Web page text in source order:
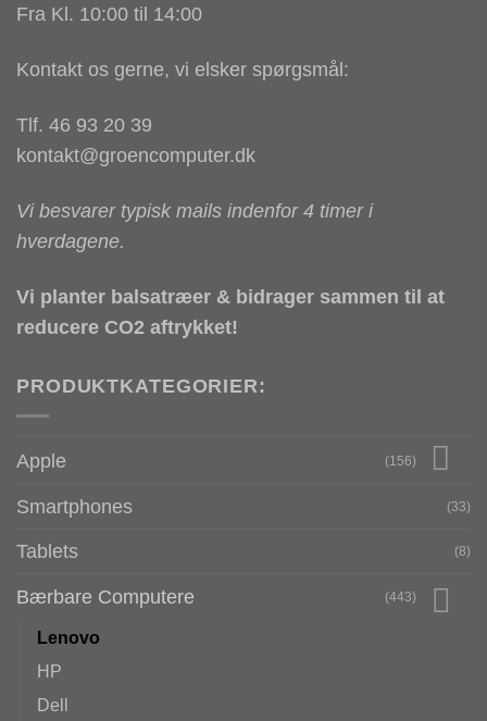
Fra Kl. 10:00 til 14:00
Kontakt os gerne, vi elsker spørgsmål:
Tlf. 46 93 20 39
kontakt@groencomputer.dk
Vi besvarer typisk mails indenfor 4 timer i
hverdagene.
Vi planter balsatræer & bidrager sammen til at
reducere CO2 aftrykket!
PRODUKTKATEGORIER:
Apple (156)
Smartphones (33)
Tablets (8)
Bærbare Computere (443)
Lenovo
HP
Dell